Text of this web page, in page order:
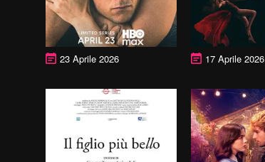
23 Aprile 2026 17 Aprile 2026